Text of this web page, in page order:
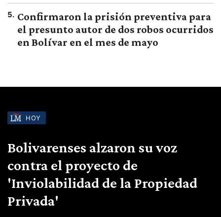
5. Confirmaron la prisión preventiva para
el presunto autor de dos robos ocurridos
en Bolívar en el mes de mayo
HOY
Bolivarenses alzaron su voz
contra el proyecto de
'Inviolabilidad de la Propiedad
Privada'